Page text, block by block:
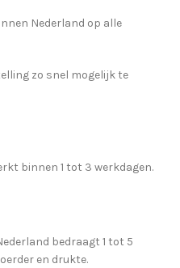
Nederland op alle
zo snel mogelijk te
binnen 1 tot 3 werkdagen.
bedraagt ​​1 tot 5
en drukte.